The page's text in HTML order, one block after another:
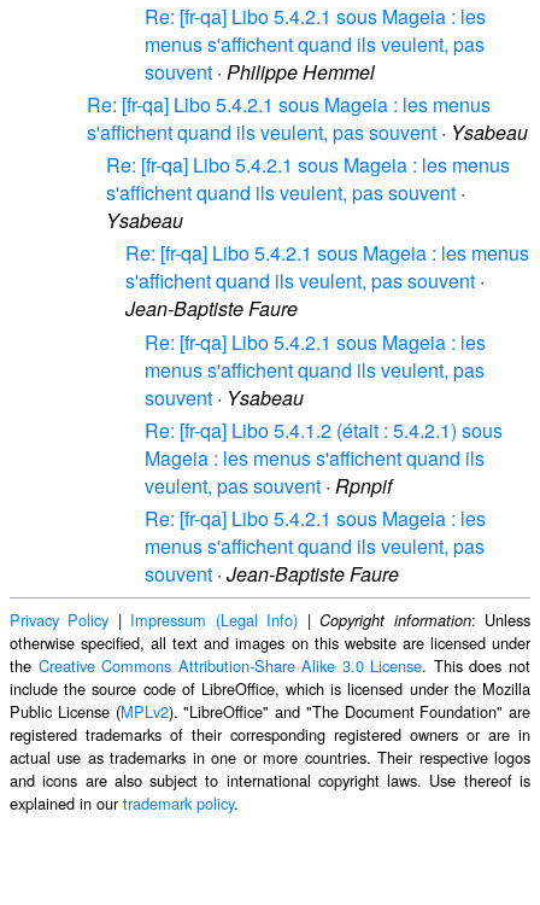
Re: [fr-qa] Libo 5.4.2.1 sous Mageia : les
menus s'affichent quand ils veulent, pas
souvent · Philippe Hemmel
Re: [fr-qa] Libo 5.4.2.1 sous Mageia : les menus
s'affichent quand ils veulent, pas souvent · Ysabeau
Re: [fr-qa] Libo 5.4.2.1 sous Mageia : les menus
s'affichent quand ils veulent, pas souvent ·
Ysabeau
Re: [fr-qa] Libo 5.4.2.1 sous Mageia : les menus
s'affichent quand ils veulent, pas souvent ·
Jean-Baptiste Faure
Re: [fr-qa] Libo 5.4.2.1 sous Mageia : les
menus s'affichent quand ils veulent, pas
souvent · Ysabeau
Re: [fr-qa] Libo 5.4.1.2 (était : 5.4.2.1) sous
Mageia : les menus s'affichent quand ils
veulent, pas souvent · Rpnpif
Re: [fr-qa] Libo 5.4.2.1 sous Mageia : les
menus s'affichent quand ils veulent, pas
souvent · Jean-Baptiste Faure
Privacy Policy | Impressum (Legal Info) |Copyright information: Unless
otherwise specified, all text and images on this website are licensed under
the Creative Commons Attribution-Share Alike 3.0 License. This does not
include the source code of LibreOffice, which is licensed under the Mozilla
Public License (MPLv2). "LibreOffice" and "The Document Foundation" are
registered trademarks of their corresponding registered owners or are in
actual use as trademarks in one or more countries. Their respective logos
and icons are also subject to international copyright laws. Use thereof is
explained in ourtrademark policy.